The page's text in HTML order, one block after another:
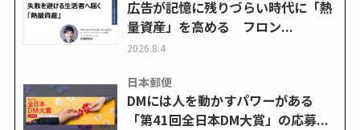
広告が記憶に残りづらい時代に「熱
量資産」を高める フロン...
2026.8.4
日本郵便
DMには人を動かすパワーがある
「第41回全日本DM大賞」の応募...